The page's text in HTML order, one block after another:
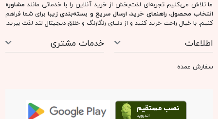
ما تلاش می‌کنیم تجربه‌ای لذت‌بخش از خرید آنلاین را با خدماتی مانندمشاوره
انتخاب محصول، راهنمای خرید، ارسال سریع و بسته‌بندی زیبا برای شما فراهم
کنیم. با خیال راحت خرید کنید و از دنیای رنگارنگ و خلاق دیجیتال لند لذت ببرید.
اطلاعات خدمات مشتری
سفارش عمده